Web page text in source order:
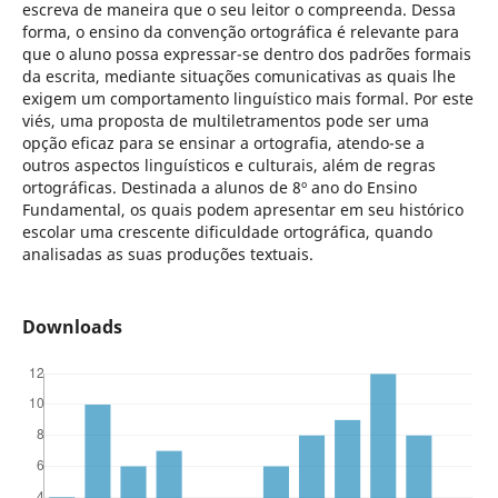
escreva de maneira que o seu leitor o compreenda. Dessa
forma, o ensino da convenção ortográfica é relevante para
que o aluno possa expressar-se dentro dos padrões formais
da escrita, mediante situações comunicativas as quais lhe
exigem um comportamento linguístico mais formal. Por este
viés, uma proposta de multiletramentos pode ser uma
opção eficaz para se ensinar a ortografia, atendo-se a
outros aspectos linguísticos e culturais, além de regras
ortográficas. Destinada a alunos de 8º ano do Ensino
Fundamental, os quais podem apresentar em seu histórico
escolar uma crescente dificuldade ortográfica, quando
analisadas as suas produções textuais.
Downloads